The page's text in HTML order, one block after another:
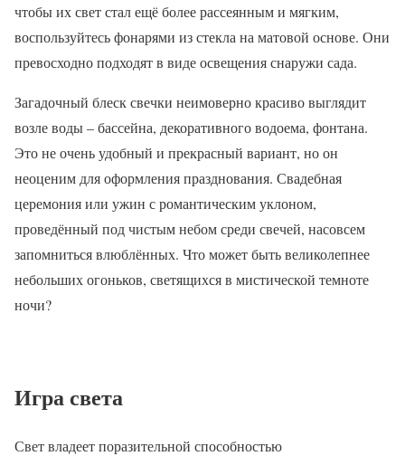
чтобы их свет стал ещё более рассеянным и мягким,
воспользуйтесь фонарями из стекла на матовой основе. Они
превосходно подходят в виде освещения снаружи сада.
Загадочный блеск свечки неимоверно красиво выглядит
возле воды – бассейна, декоративного водоема, фонтана.
Это не очень удобный и прекрасный вариант, но он
неоценим для оформления празднования. Свадебная
церемония или ужин с романтическим уклоном,
проведённый под чистым небом среди свечей, насовсем
запомниться влюблённых. Что может быть великолепнее
небольших огоньков, светящихся в мистической темноте
ночи?
Игра света
Свет владеет поразительной способностью